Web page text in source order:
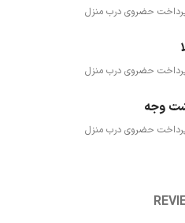
پرداخت حضروی درب منزل
پرداخت حضروی درب منزل
پرداخت حضروی درب منزل